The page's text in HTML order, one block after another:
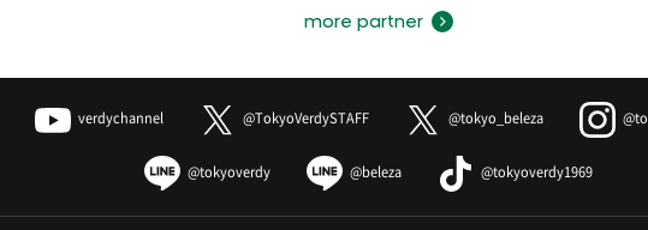
more partner
verdychannel @TokyoVerdySTAFF @tokyo_beleza
@tokyoverdy @beleza @tokyoverdy1969